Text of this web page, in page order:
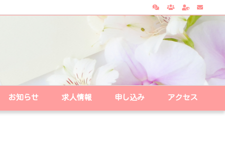
お知らせ 求人情報 申し込み アクセス